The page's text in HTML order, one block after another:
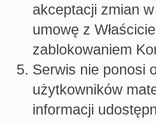
akceptacji zmian
umowę z
zablokowaniem
Serwis nie ponosi
użytkowników
informacji